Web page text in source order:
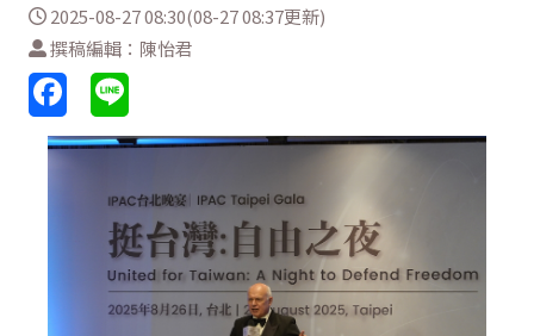
2025-08-27 08:30(08-27 08:37更新)
撰稿編輯：陳怡君